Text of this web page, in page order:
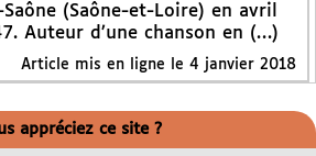
(Saône-et-Loire) en avril
Auteur d’une chanson en (…)
Article mis en ligne le 4 janvier 2018
appréciez ce site ?